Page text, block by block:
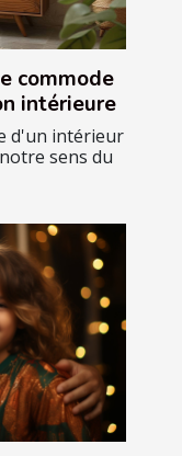
commode
intérieure
d'un intérieur
sens du